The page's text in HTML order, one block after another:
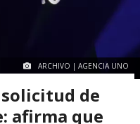
ARCHIVO | AGENCIA UNO
de
afirma que